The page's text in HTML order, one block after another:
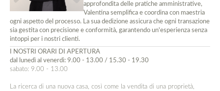
approfondita delle pratiche amministrative,
Valentina semplifica e coordina con maestria
ogni aspetto del processo. La sua dedizione assicura che ogni transazione
sia gestita con precisione e conformità, garantendo un'esperienza senza
intoppi per i nostri clienti.
I NOSTRI ORARI DI APERTURA
dal lunedì al venerdì: 9.00 - 13.00 / 15.30 - 19.30
sabato: 9.00 - 13.00
La ricerca di una nuova casa, così come la vendita di una proprietà,